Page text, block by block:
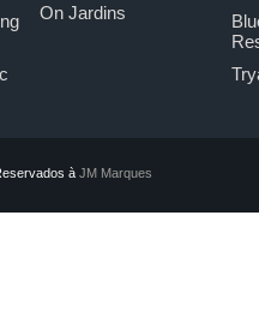
On Jardins
à JM Marques